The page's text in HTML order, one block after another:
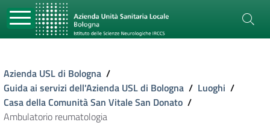
Azienda USL di Bologna /
Guida ai servizi dell'Azienda USL di Bologna / Luoghi /
Casa della Comunità San Vitale San Donato /
Ambulatorio reumatologia